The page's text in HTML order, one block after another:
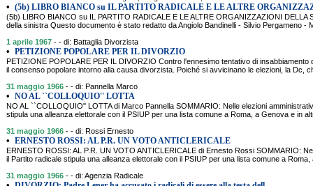
• (5b) LIBRO BIANCO su IL PARTITO RADICALE E LE ALTRE
(5b) LIBRO BIANCO su IL PARTITO RADICALE E LE ALTRE ORGANIZZAZIONI DELLA
della sinistra Questo documento è stato redatto da Angiolo Bandinelli - Silvio Pergameno -
1 aprile 1967 - - di: Battaglia Divorzista
• PETIZIONE POPOLARE PER IL DIVORZIO
PETIZIONE POPOLARE PER IL DIVORZIO Contro l'ennesimo tentativo di
il consenso popolare intorno alla causa divorzista. Poiché si avvicinano le elezioni, la Dc,
31 maggio 1966 - - di: Pannella Marco
• NO AL ``COLLOQUIO'' LOTTA
NO AL ``COLLOQUIO'' LOTTA di Marco Pannella SOMMARIO: Nelle elezioni
stipula una alleanza elettorale con il PSIUP per una lista comune a Roma, a Genova e in
31 maggio 1966 - - di: Rossi Ernesto
• ERNESTO ROSSI: AL P.R. UN VOTO ANTICLERICALE
ERNESTO ROSSI: AL P.R. UN VOTO ANTICLERICALE di Ernesto Rossi SOMMARIO:
il Partito radicale stipula una alleanza elettorale con il PSIUP per una lista comune a
31 maggio 1966 - - di: Agenzia Radicale